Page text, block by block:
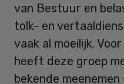
van Bestuur en
tolk- en
vaak al moeilijk.
heeft deze groep
bekende